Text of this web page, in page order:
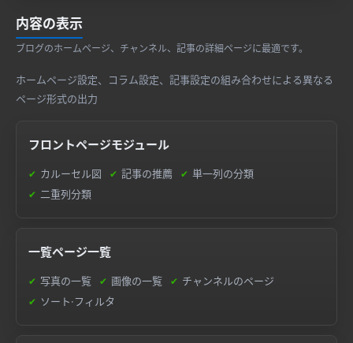
内容の表示
ブログのホームページ、チャンネル、記事の詳細ページに最適です。
ホームページ設定、コラム設定、記事設定の組み合わせによる異なる
ページ形式の出力
フロントページモジュール
カルーセル図 記事の推薦
単一列の分類
二重列分類
一覧ページ一覧
写真の一覧 画像の一覧
チャンネルのページ
ソート·フィルタ